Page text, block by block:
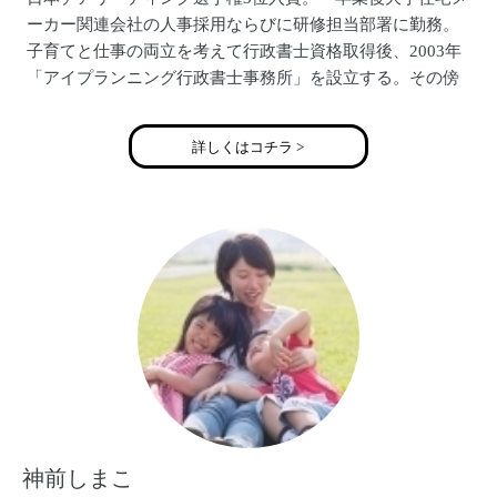
ーカー関連会社の人事採用ならびに研修担当部署に勤務。
子育てと仕事の両立を考えて行政書士資格取得後、2003年
「アイプランニング行政書士事務所」を設立する。その傍
書士合格講座のほか、複数の大学で法律講座を担当。
一方、行政書士試験合格後チアリーディングの活動も再開
「ＶＥＮＵＳ ＷＥＳＴ2004」メンバー。
第1子妊娠を機にチアリーダーは引退するも 第2子出産
後、関西在住チアリーダー経験者ばかりのママチアサーク
ル「チアプラチナム☆ＷＥＳT」を設立。第3子出産後、現
役チアリーダーとして再々復帰。
詳しくはコチラ >
神前しまこ